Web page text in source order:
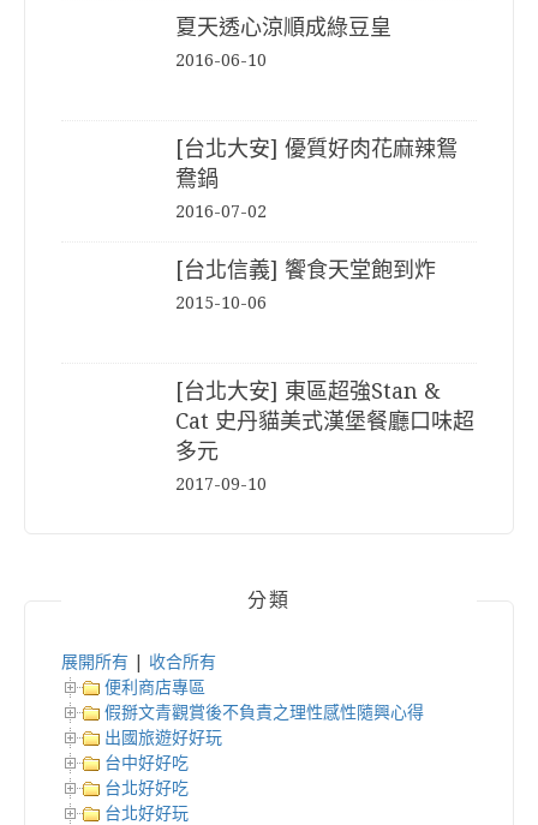
夏天透心涼順成綠豆皇
2016-06-10
[台北大安] 優質好肉花麻辣鴛
鴦鍋
2016-07-02
[台北信義] 饗食天堂飽到炸
2015-10-06
[台北大安] 東區超強Stan &
Cat 史丹貓美式漢堡餐廳口味超
多元
2017-09-10
分類
展開所有
收合所有
便利商店專區
假掰文青觀賞後不負責之理性感性隨興心得
出國旅遊好好玩
台中好好吃
台北好好吃
台北好好玩